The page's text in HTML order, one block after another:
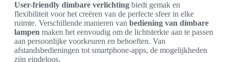
User-friendly dimbare verlichting biedt gemak en
flexibiliteit voor het creëren van de perfecte sfeer in elke
ruimte. Verschillende manieren van bediening van dimbare
lampen maken het eenvoudig om de lichtsterkte aan te passen
aan persoonlijke voorkeuren en behoeften. Van
afstandsbedieningen tot smartphone-apps, de mogelijkheden
zijn eindeloos.